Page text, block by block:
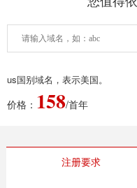
us国别域名，表示美国。
价格： 158/首年
注册要求